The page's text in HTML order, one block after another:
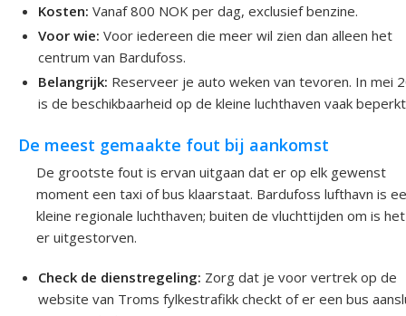
Kosten: Vanaf 800 NOK per dag, exclusief benzine.
Voor wie: Voor iedereen die meer wil zien dan alleen het
centrum van Bardufoss.
Belangrijk: Reserveer je auto weken van tevoren. In mei
is de beschikbaarheid op de kleine luchthaven vaak
De meest gemaakte fout bij aankomst
De grootste fout is ervan uitgaan dat er op elk gewenst
moment een taxi of bus klaarstaat. Bardufoss lufthavn is
kleine regionale luchthaven; buiten de vluchttijden om is het
er uitgestorven.
Check de dienstregeling: Zorg dat je voor vertrek op de
website van Troms fylkestrafikk checkt of er een bus